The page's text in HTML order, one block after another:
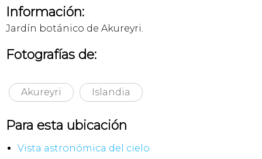
Información:
Jardín botánico de Akureyri.
Fotografías de:
Akureyri Islandia
Para esta ubicación
Vista astronómica del cielo